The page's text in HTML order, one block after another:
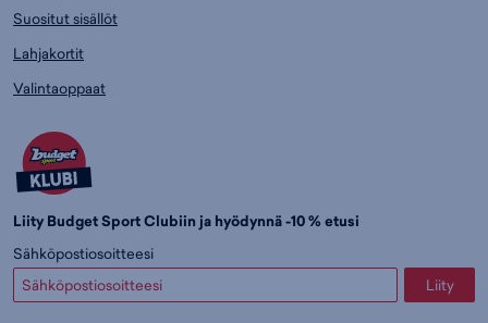
Suositut sisällöt
Lahjakortit
Valintaoppaat
Liity Budget Sport Clubiin ja hyödynnä -10 % etusi
Sähköpostiosoitteesi
Liity